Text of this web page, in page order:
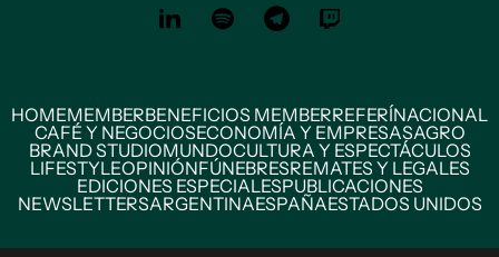
HOMEMEMBERBENEFICIOS MEMBERREFERÍNACIONAL
CAFÉ Y NEGOCIOSECONOMÍA Y EMPRESASAGRO
BRAND STUDIOMUNDOCULTURA Y ESPECTÁCULOS
LIFESTYLEOPINIÓNFÚNEBRESREMATES Y LEGALES
EDICIONES ESPECIALESPUBLICACIONES
NEWSLETTERSARGENTINAESPAÑAESTADOS UNIDOS